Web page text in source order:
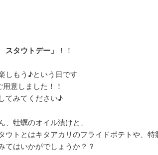
タウトデー」 ！！
しもう♪という日です
意しました！！
てみてください♪
牡蠣のオイル漬けと、
ウトとはキタアカリのフライドポテトや、特
てはいかがでしょうか？？